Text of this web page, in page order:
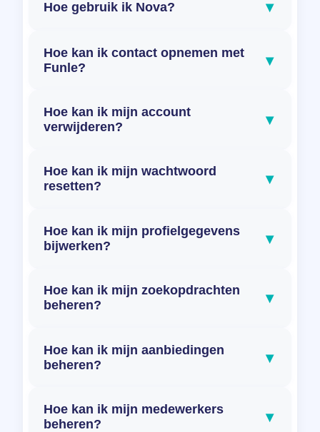
Hoe gebruik ik Nova? ▾
Hoe kan ik contact opnemen met
Funle?
▾
Hoe kan ik mijn account
verwijderen?
▾
Hoe kan ik mijn wachtwoord
resetten?
▾
Hoe kan ik mijn profielgegevens
bijwerken?
▾
Hoe kan ik mijn zoekopdrachten
beheren?
▾
Hoe kan ik mijn aanbiedingen
beheren?
▾
Hoe kan ik mijn medewerkers
beheren?
▾